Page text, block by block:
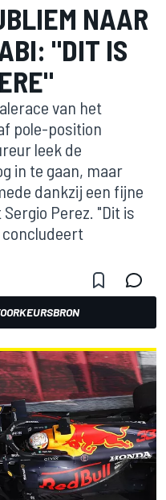
NAAR
"DIT IS
van het
pole-position
leek de
in te gaan, maar
dankzij een fijne
Perez. "Dit is
concludeert